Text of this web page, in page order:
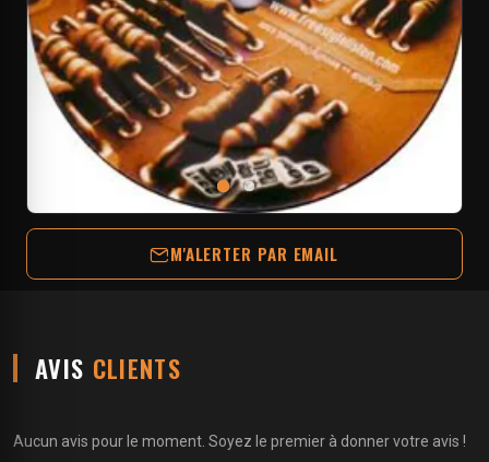
M'ALERTER PAR EMAIL
AVIS CLIENTS
Aucun avis pour le moment. Soyez le premier à donner votre avis !